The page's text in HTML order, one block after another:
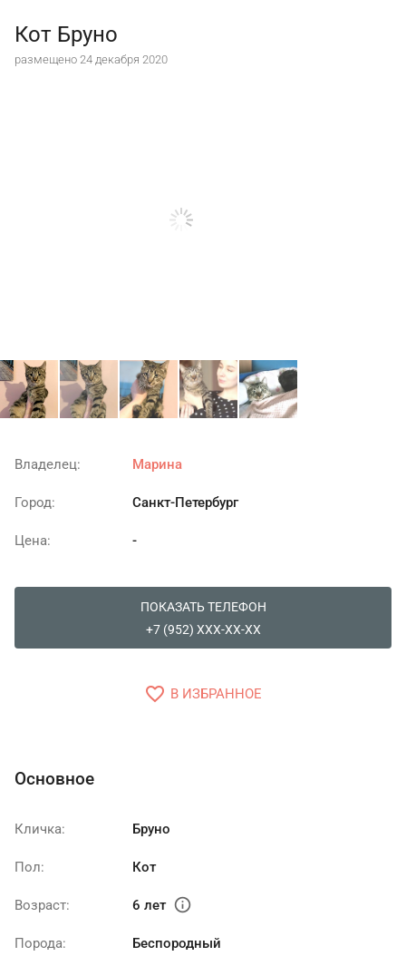
Кот Бруно
размещено 24 декабря 2020
Владелец: Марина
Город: Санкт-Петербург
Цена: -
ПОКАЗАТЬ ТЕЛЕФОН
+7 (952) XXX-XX-XX
favorite_border В ИЗБРАННОЕ
Основное
Кличка: Бруно
Пол: Кот
Возраст: 6 лет info
Порода: Беспородный